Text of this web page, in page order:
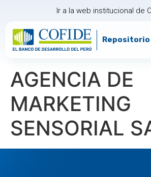
Ir a la web institucional de
Repositorio
AGENCIA DE
MARKETING
SENSORIAL